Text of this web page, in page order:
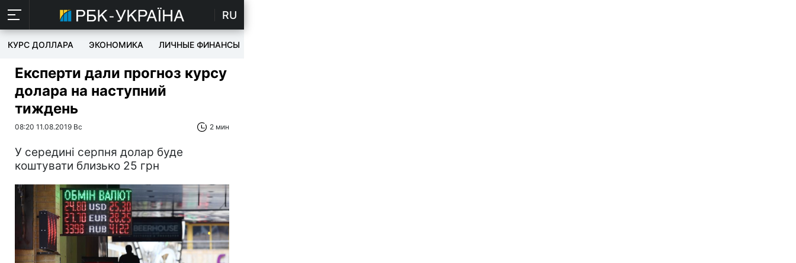
RU
КУРС ДОЛЛАРА ЭКОНОМИКА ЛИЧНЫЕ ФИНАНСЫ
Експерти дали прогноз курсу
долара на наступний
тиждень
08:20 11.08.2019 Вс 2 мин
У середині серпня долар буде
коштувати близько 25 грн